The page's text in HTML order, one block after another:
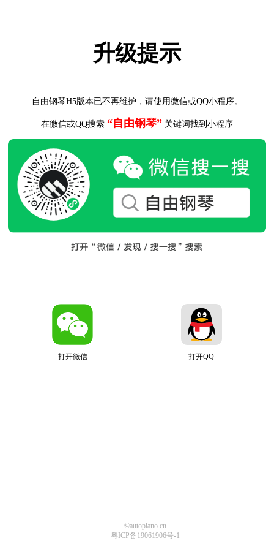
升级提示
自由钢琴H5版本已不再维护，请使用微信或QQ小程序。
在微信或QQ搜索 “自由钢琴” 关键词找到小程序
打开微信 打开QQ
©autopiano.cn
粤ICP备19061906号-1